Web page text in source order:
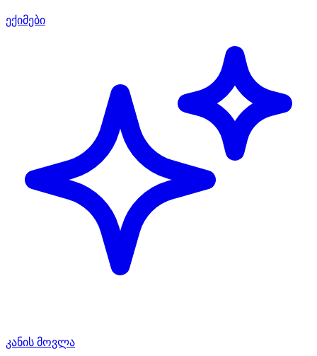
ექიმები
კანის მოვლა